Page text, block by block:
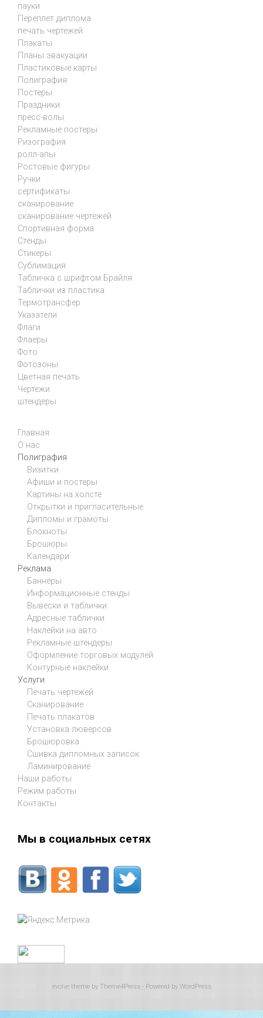
пауки
Переплет диплома
печать чертежей
Плакаты
Планы эвакуации
Пластиковые карты
Полиграфия
Постеры
Праздники
пресс-волы
Рекламные постеры
Ризография
ролл-апы
Ростовые фигуры
Ручки
сертификаты
сканирование
сканирование чертежей
Спортивная форма
Стенды
Стикеры
Сублимация
Табличка с шрифтом Брайля
Таблички из пластика
Термотрансфер
Указатели
Флаги
Флаеры
Фото
Фотозоны
Цветная печать
Чертежи
штендеры
Главная
О нас
Полиграфия
Визитки
Афиши и постеры
Картины на холсте
Открытки и пригласительные
Дипломы и грамоты
Блокноты
Брошюры
Календари
Реклама
Баннеры
Информационные стенды
Вывески и таблички
Адресные таблички
Наклейки на авто
Рекламные штендеры
Оформление торговых модулей
Контурные наклейки
Услуги
Печать чертежей
Сканирование
Печать плакатов
Установка люверсов
Брошюровка
Сшивка дипломных записок
Ламинирование
Наши работы
Режим работы
Контакты
Мы в социальных сетях
evolvetheme by Theme4Press - Powered by WordPress